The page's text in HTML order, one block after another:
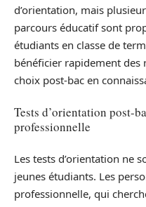
d’orientation, mais
parcours éducatif sont
étudiants en classe de
bénéficier rapidement des
choix post-bac en
Tests d’orientation post-
professionnelle
Les tests d’orientation ne
jeunes étudiants. Les
professionnelle, qui